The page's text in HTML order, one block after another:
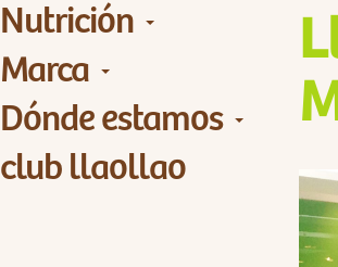
Nutrición
Marca
Dónde estamos
club llaollao